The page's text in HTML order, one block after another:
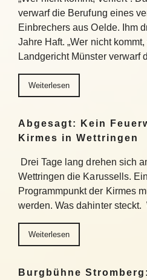
verwarf die Berufung eines
Einbrechers aus Oelde. Ihm
Jahre Haft. „Wer nicht kommt,
Landgericht Münster verwarf
Weiterlesen
Abgesagt: Kein
Kirmes in Wettringen
Drei Tage lang drehen sich
Wettringen die Karussells.
Programmpunkt der Kirmes
werden. Was dahinter steckt.
Weiterlesen
Burgbühne